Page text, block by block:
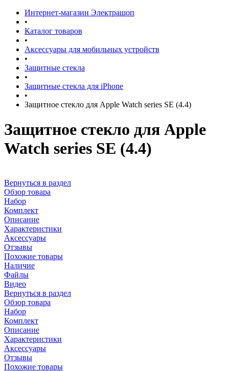
Интернет-магазин Электрашоп
•
Каталог товаров
•
Аксессуары для мобильных устройств
•
Защитные стекла
•
Защитные стекла для iPhone
•
Защитное стекло для Apple Watch series SE (4.4)
Защитное стекло для Apple
Watch series SE (4.4)
Вернуться в раздел
Обзор товара
Набор
Комплект
Описание
Характеристики
Аксессуары
Отзывы
Похожие товары
Наличие
Файлы
Видео
Вернуться в раздел
Обзор товара
Набор
Комплект
Описание
Характеристики
Аксессуары
Отзывы
Похожие товары